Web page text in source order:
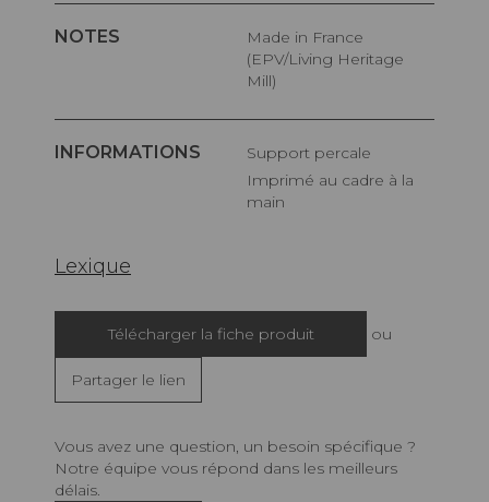
NOTES
Made in France
(EPV/Living Heritage
Mill)
INFORMATIONS
Support percale
Imprimé au cadre à la
main
Lexique
Télécharger la fiche produit ou
Partager le lien
Vous avez une question, un besoin spécifique ?
Notre équipe vous répond dans les meilleurs
délais.